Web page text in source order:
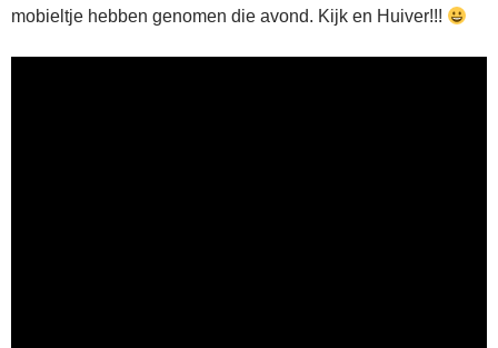
mobieltje hebben genomen die avond. Kijk en Huiver!!!